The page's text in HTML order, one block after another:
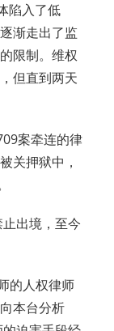
陷入了低
渐走出了监
限制。维权
但直到两天
案牵连的律
关押狱中，
出境，至今
的人权律师
本台分析